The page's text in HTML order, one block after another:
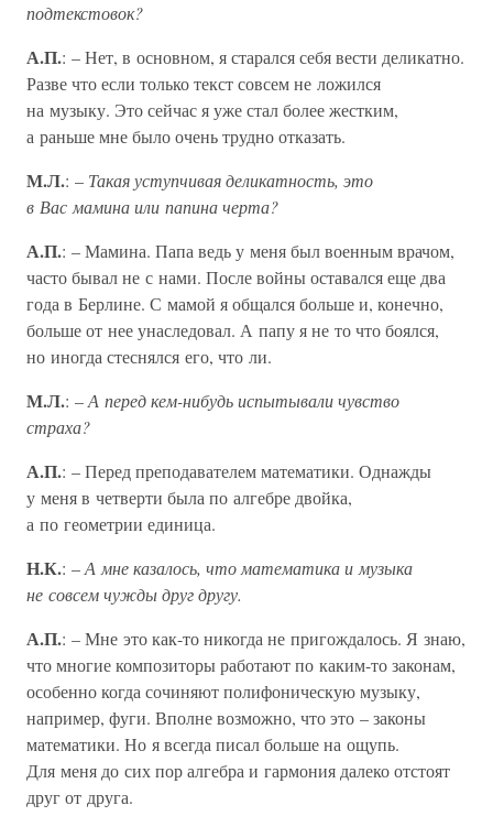
подтекстовок?
А.П.: – Нет, в основном, я старался себя вести деликатно.
Разве что если только текст совсем не ложился
на музыку. Это сейчас я уже стал более жестким,
а раньше мне было очень трудно отказать.
М.Л.: – Такая уступчивая деликатность, это
в Вас мамина или папина черта?
А.П.: – Мамина. Папа ведь у меня был военным врачом,
часто бывал не с нами. После войны оставался еще два
года в Берлине. С мамой я общался больше и, конечно,
больше от нее унаследовал. А папу я не то что боялся,
но иногда стеснялся его, что ли.
М.Л.: –А перед кем-нибудь испытывали чувство
страха?
А.П.: – Перед преподавателем математики. Однажды
у меня в четверти была по алгебре двойка,
а по геометрии единица.
Н.К.: –А мне казалось, что математика и музыка
не совсем чужды друг другу.
А.П.: – Мне это как-то никогда не пригождалось. Я знаю,
что многие композиторы работают по каким-то законам,
особенно когда сочиняют полифоническую музыку,
например, фуги. Вполне возможно, что это – законы
математики. Но я всегда писал больше на ощупь.
Для меня до сих пор алгебра и гармония далеко отстоят
друг от друга.